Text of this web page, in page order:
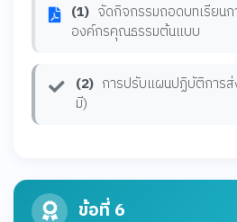
(1) จัดกิจกรรมถอดบทเรียนก
องค์กรคุณธรรมต้นแบบ
(2) การปรับแผนปฏิบัติการ
มี)
ข้อที่ 6